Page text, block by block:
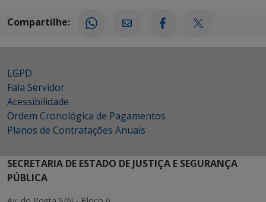
Compartilhe:
LGPD
Fala Servidor
Acessibilidade
Ordem Cronológica de Pagamentos
Planos de Contratações Anuais
SECRETARIA DE ESTADO DE JUSTIÇA E SEGURANÇA
PÚBLICA